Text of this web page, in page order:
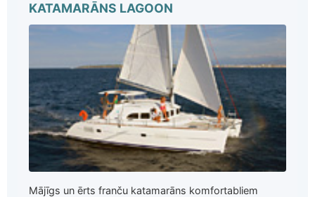
KATAMARĀNS LAGOON
Mājīgs un ērts franču katamarāns komfortabliem